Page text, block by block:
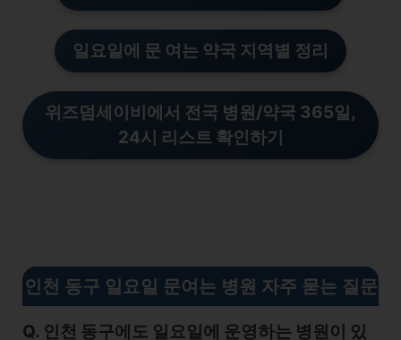
일요일에 문 여는 약국 지역별 정리
위즈덤세이비에서 전국 병원/약국 365일,
24시 리스트 확인하기
인천 동구 일요일 문여는 병원 자주 묻는 질문
Q. 인천 동구에도 일요일에 운영하는 병원이 있